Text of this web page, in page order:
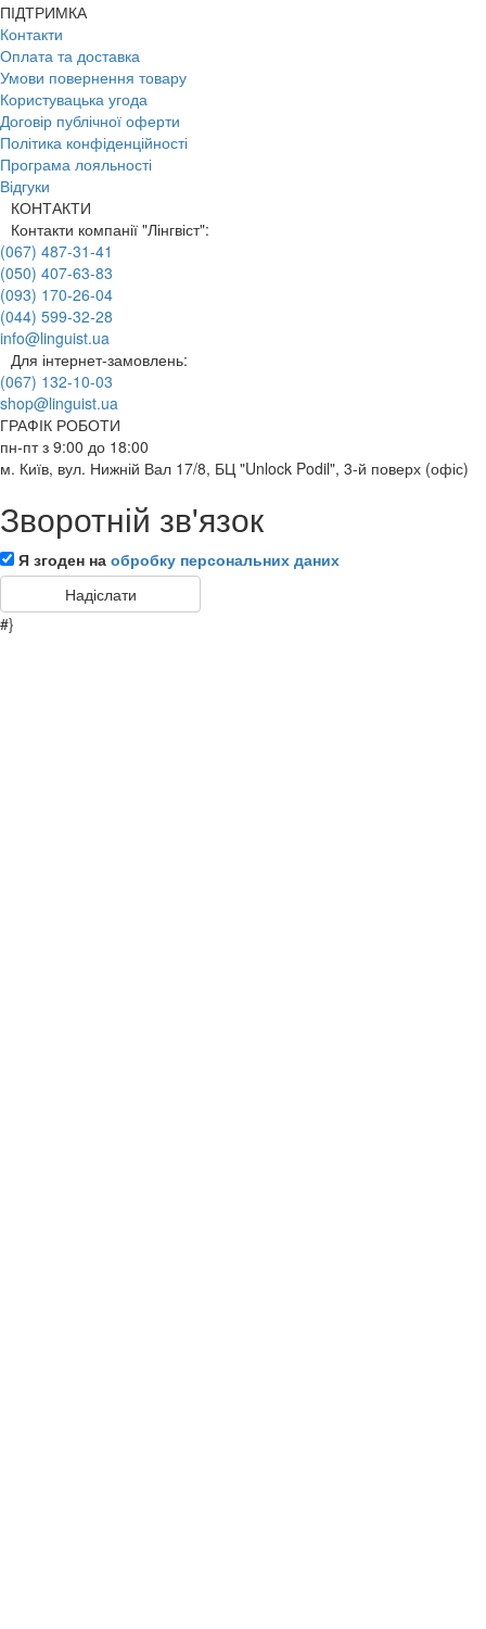
ПІДТРИМКА
Контакти
Оплата та доставка
Умови повернення товару
Користувацька угода
Договір публічної оферти
Політика конфіденційності
Програма лояльності
Відгуки
КОНТАКТИ
Контакти компанії "Лінгвіст":
(067) 487-31-41
(050) 407-63-83
(093) 170-26-04
(044) 599-32-28
info@linguist.ua
Для інтернет-замовлень:
(067) 132-10-03
shop@linguist.ua
ГРАФІК РОБОТИ
пн-пт з 9:00 до 18:00
м. Київ, вул. Нижній Вал 17/8, БЦ "Unlock Podil", 3-й поверх (офіс)
Зворотній зв'язок
Я згоден на обробку персональних даних
#}